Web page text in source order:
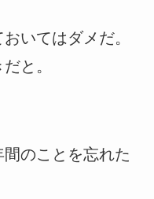
いてはダメだ。
と。
のことを忘れた